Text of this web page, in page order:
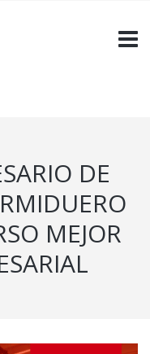
DE
MEJOR